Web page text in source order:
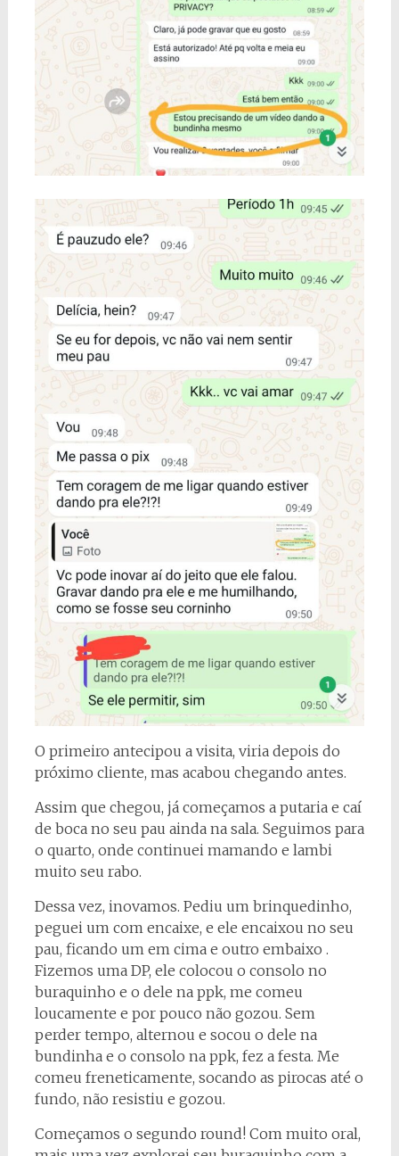
O primeiro antecipou a visita, viria depois do
próximo cliente, mas acabou chegando antes.
Assim que chegou, já começamos a putaria e caí
de boca no seu pau ainda na sala. Seguimos para
o quarto, onde continuei mamando e lambi
muito seu rabo.
Dessa vez, inovamos. Pediu um brinquedinho,
peguei um com encaixe, e ele encaixou no seu
pau, ficando um em cima e outro embaixo .
Fizemos uma DP, ele colocou o consolo no
buraquinho e o dele na ppk, me comeu
loucamente e por pouco não gozou. Sem
perder tempo, alternou e socou o dele na
bundinha e o consolo na ppk, fez a festa. Me
comeu freneticamente, socando as pirocas até o
fundo, não resistiu e gozou.
Começamos o segundo round! Com muito oral,